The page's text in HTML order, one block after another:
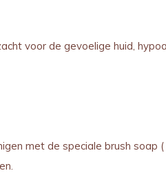
voor de gevoelige huid,
met de speciale brush soap